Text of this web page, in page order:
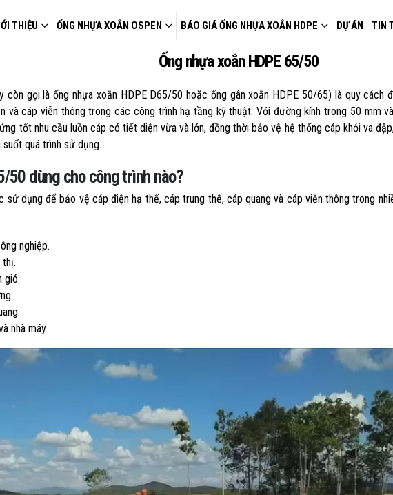
THIỆU ỐNG NHỰA XOẮN OSPEN BÁO GIÁ ỐNG NHỰA XOẮN HDPE DỰ ÁN TIN
Ống nhựa xoắn HDPE 65/50
còn gọi là ống nhựa xoắn HDPE D65/50 hoặc ống gân xoắn HDPE 50/65) là quy cách
và cáp viễn thông trong các công trình hạ tầng kỹ thuật. Với đường kính trong 50 mm
tốt nhu cầu luồn cáp có tiết diện vừa và lớn, đồng thời bảo vệ hệ thống cáp khỏi va
quá trình sử dụng.
50 dùng cho công trình nào?
sử dụng để bảo vệ cáp điện hạ thế, cáp trung thế, cáp quang và cáp viễn thông trong
nghiệp.
thị.
gió.
nhà máy.